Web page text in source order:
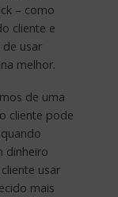
– como
cliente e
usar
melhor.
de uma
cliente pode
dinheiro
usar
mais